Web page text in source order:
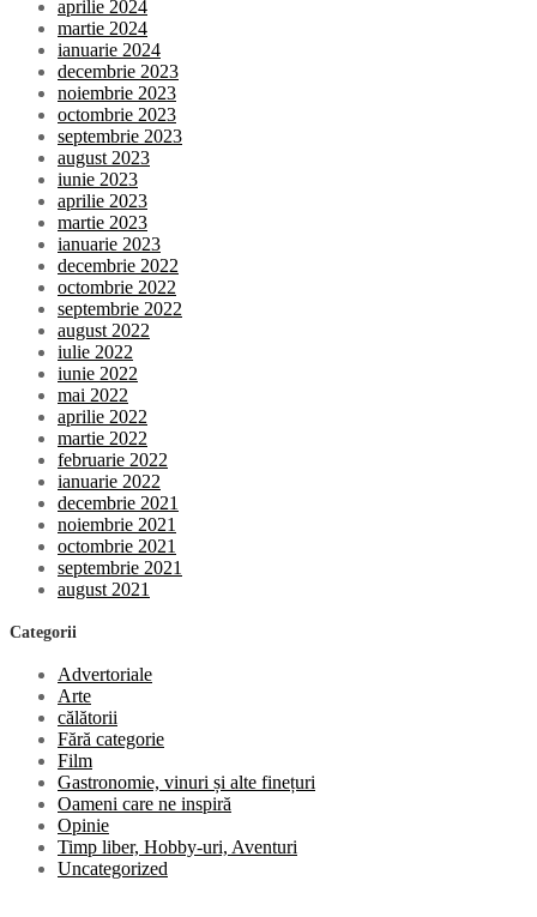
aprilie 2024
martie 2024
ianuarie 2024
decembrie 2023
noiembrie 2023
octombrie 2023
septembrie 2023
august 2023
iunie 2023
aprilie 2023
martie 2023
ianuarie 2023
decembrie 2022
octombrie 2022
septembrie 2022
august 2022
iulie 2022
iunie 2022
mai 2022
aprilie 2022
martie 2022
februarie 2022
ianuarie 2022
decembrie 2021
noiembrie 2021
octombrie 2021
septembrie 2021
august 2021
Categorii
Advertoriale
Arte
călătorii
Fără categorie
Film
Gastronomie, vinuri și alte finețuri
Oameni care ne inspiră
Opinie
Timp liber, Hobby-uri, Aventuri
Uncategorized